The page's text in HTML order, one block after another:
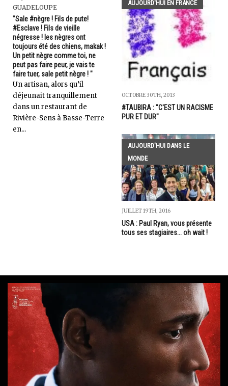
GUADELOUPE
"Sale #nègre ! Fils de pute!
#Esclave ! Fils de vieille
négresse ! les nègres ont
toujours été des chiens, makak !
Un petit nègre comme toi, ne
peut pas faire peur, je vais te
faire tuer, sale petit nègre ! "
Un artisan, alors qu’il
déjeunait tranquillement
dans un restaurant de
Rivière-Sens à Basse-Terre
en...
AUJOURD'HUI EN FRANCE
OCTOBRE 30TH, 2013
#TAUBIRA : "C'EST UN RACISME
PUR ET DUR"
AUJOURD'HUI DANS LE
MONDE
JUILLET 19TH, 2016
USA : Paul Ryan, vous présente
tous ses stagiaires... oh wait !